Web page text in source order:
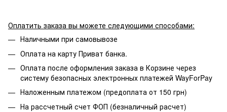
Оплатить заказа вы можете следующими способами:
Наличными при самовывозе
Оплата на карту Приват банка.
Оплата после оформления заказа в Корзине через
систему безопасных электронных платежей WayForPay
Наложенным платежом (предоплата от 150 грн)
На рассчетный счет ФОП (безналичный расчет)